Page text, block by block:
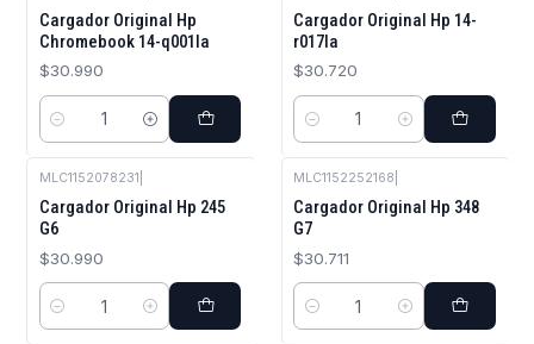
Cargador Original Hp
Chromebook 14-q001la
$30.990
Cantidad
Cargador Original Hp 14-
r017la
$30.720
Cantidad
MLC1152078231
Cargador Original Hp 245
G6
$30.990
Cantidad
MLC1152252168
Cargador Original Hp 348
G7
$30.711
Cantidad